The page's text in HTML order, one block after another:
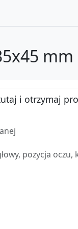
mm
i otrzymaj
pozycja oczu,